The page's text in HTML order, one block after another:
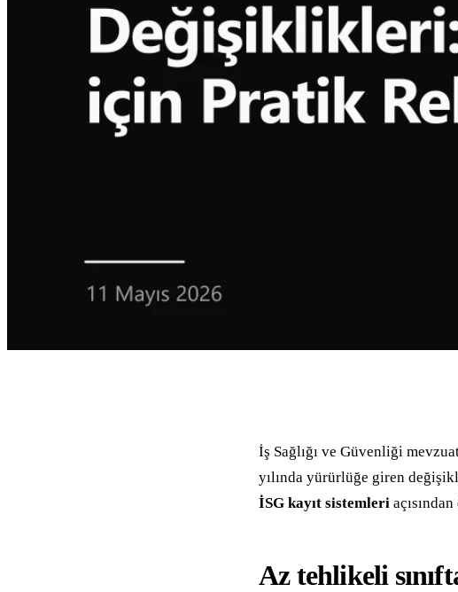
İş Sağlığı ve Güvenliği
yılında yürürlüğe giren
İSG kayıt sistemleri
Az tehlikeli